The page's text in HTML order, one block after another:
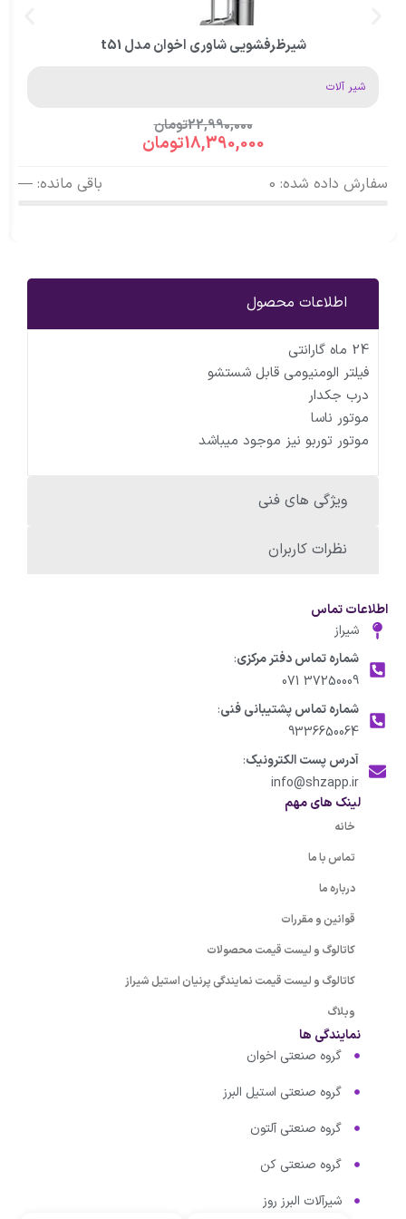
شیرظرفشویی شاوری اخوان مدل t51
شیر آلات
22,990,000تومان
18,390,000تومان
سفارش داده شده: 0 باقی مانده: —
اطلاعات محصول
ویژگی های فنی
نظرات کاربران
24 ماه گارانتی
فیلتر الومنیومی قابل شستشو
درب جکدار
موتور ناسا
موتور توربو نیز موجود میباشد
اطلاعات تماس
شیراز
شماره تماس دفتر مرکزی:
37250009 071
شماره تماس پشتیبانی فنی:
9336650064
آدرس پست الکترونیک:
info@shzapp.ir
لینک های مهم
خانه
تماس با ما
درباره ما
قوانین و مقررات
کاتالوگ و لیست قیمت محصولات
کاتالوگ و لیست قیمت نمایندگی پرنیان استیل شیراز
وبلاگ
نمایندگی ها
گروه صنعتی اخوان
گروه صنعتی استیل البرز
گروه صنعتی آلتون
گروه صنعتی کن
شیرآلات البرز روز